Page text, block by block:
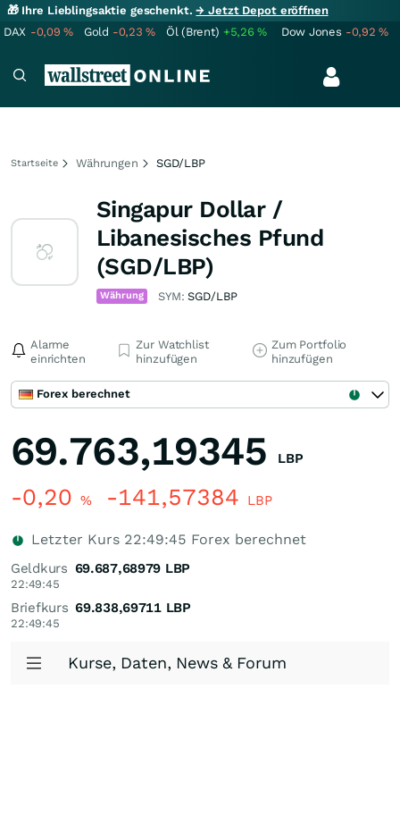
🎁 Ihre Lieblingsaktie geschenkt.→ Jetzt Depot eröffnen
DAX -0,09% Gold -0,23% Öl (Brent) +5,26% Dow Jones -0,92%
Startseite Währungen SGD/LBP
Singapur Dollar /
Libanesisches Pfund
(SGD/LBP)
Währung SYM:SGD/LBP
Alarme
einrichten
Zur Watchlist
hinzufügen
Zum Portfolio
hinzufügen
Forex berechnet
69.763,19345 LBP
-0,20 % -141,57384 LBP
Letzter Kurs 22:49:45 Forex berechnet
Geldkurs
22:49:45
69.687,68979 LBP
Briefkurs
22:49:45
69.838,69711 LBP
Kurse, Daten, News & Forum